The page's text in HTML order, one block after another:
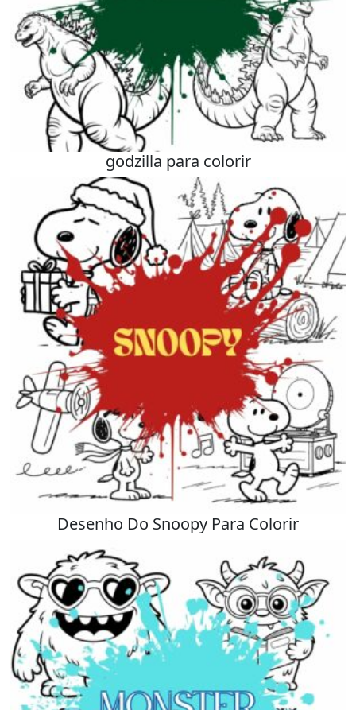
godzilla para colorir
Desenho Do Snoopy Para Colorir